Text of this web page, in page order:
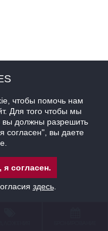
чтобы помочь нам
Для того чтобы мы
вы должны разрешить
согласен", вы даете
согласен.
здесь.